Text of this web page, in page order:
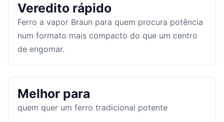
Veredito rápido
Ferro a vapor Braun para quem procura potência
num formato mais compacto do que um centro
de engomar.
Melhor para
quem quer um ferro tradicional potente